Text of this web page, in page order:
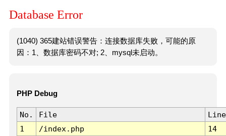
Database Error
(1040) 365建站错误警告：连接数据库失败，可能的原
因：1、数据库密码不对; 2、mysql未启动。
PHP Debug
No. File
Line
1
/index.php 14